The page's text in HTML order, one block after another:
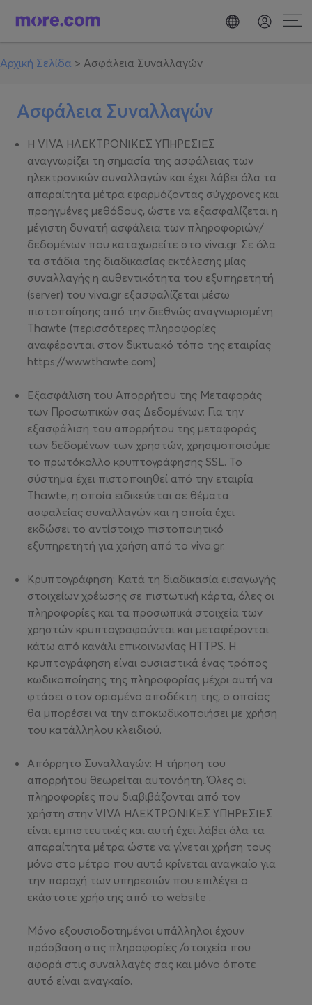
Αρχική Σελίδα > Ασφάλεια Συναλλαγών
Ασφάλεια Συναλλαγών
Η VIVA ΗΛΕΚΤΡΟΝΙΚΕΣ ΥΠΗΡΕΣΙΕΣ
αναγνωρίζει τη σημασία της ασφάλειας των
ηλεκτρονικών συναλλαγών και έχει λάβει όλα τα
απαραίτητα μέτρα εφαρμόζοντας σύγχρονες και
προηγμένες μεθόδους, ώστε να εξασφαλίζεται η
μέγιστη δυνατή ασφάλεια των πληροφοριών/
δεδομένων που καταχωρείτε στο viva.gr. Σε όλα
τα στάδια της διαδικασίας εκτέλεσης μίας
συναλλαγής η αυθεντικότητα του εξυπηρετητή
(server) του viva.gr εξασφαλίζεται μέσω
πιστοποίησης από την διεθνώς αναγνωρισμένη
Thawte (περισσότερες πληροφορίες
αναφέρονται στον δικτυακό τόπο της εταιρίας
https://www.thawte.com)
Εξασφάλιση του Απορρήτου της Μεταφοράς
των Προσωπικών σας Δεδομένων: Για την
εξασφάλιση του απορρήτου της μεταφοράς
των δεδομένων των χρηστών, χρησιμοποιούμε
το πρωτόκολλο κρυπτογράφησης SSL. Το
σύστημα έχει πιστοποιηθεί από την εταιρία
Thawte, η οποία ειδικεύεται σε θέματα
ασφαλείας συναλλαγών και η οποία έχει
εκδώσει το αντίστοιχο πιστοποιητικό
εξυπηρετητή για χρήση από το viva.gr.
Κρυπτογράφηση: Κατά τη διαδικασία εισαγωγής
στοιχείων χρέωσης σε πιστωτική κάρτα, όλες οι
πληροφορίες και τα προσωπικά στοιχεία των
χρηστών κρυπτογραφούνται και μεταφέρονται
κάτω από κανάλι επικοινωνίας HTTPS. Η
κρυπτογράφηση είναι ουσιαστικά ένας τρόπος
κωδικοποίησης της πληροφορίας μέχρι αυτή να
φτάσει στον ορισμένο αποδέκτη της, ο οποίος
θα μπορέσει να την αποκωδικοποιήσει με χρήση
του κατάλληλου κλειδιού.
Απόρρητο Συναλλαγών: Η τήρηση του
απορρήτου θεωρείται αυτονόητη. Όλες οι
πληροφορίες που διαβιβάζονται από τον
χρήστη στην VIVA ΗΛΕΚΤΡΟΝΙΚΕΣ ΥΠΗΡΕΣΙΕΣ
είναι εμπιστευτικές και αυτή έχει λάβει όλα τα
απαραίτητα μέτρα ώστε να γίνεται χρήση τους
μόνο στο μέτρο που αυτό κρίνεται αναγκαίο για
την παροχή των υπηρεσιών που επιλέγει ο
εκάστοτε χρήστης από το website .
Μόνο εξουσιοδοτημένοι υπάλληλοι έχουν
πρόσβαση στις πληροφορίες /στοιχεία που
αφορά στις συναλλαγές σας και μόνο όποτε
αυτό είναι αναγκαίο.